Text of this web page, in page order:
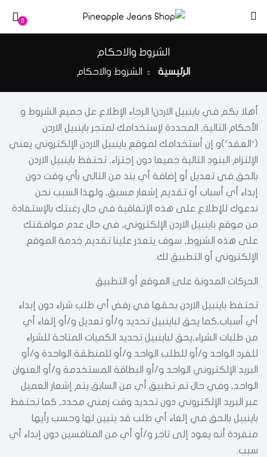
0
الشروط والاحكام
الرئيسية الشروط والاحكام
أهلا بكم في باينبيل الاردن! الرجاء الإطلاع عل جميع الشروط و
الأحكام التالية, المحددة لإستخدامك لمتجر باينبيل الاردن
(‘العقد’)و إن أستخدامك لموقع باينبيل الاردن الإلكتروني يعني
الإلتزام البنود التالية جميعا دون إجتزاء, تحتفظ باينبيل الاردن
بالحق في تعديل أو إضافة أي بند من التالي بأي وقت دون
إبداء أي أسباب أو تقديم إشعار مسبق, ولهذا السبب نحن
ندعوك للإطلاع على هذه الإتفاقية في حال رغبتك بالإستفادة
من موقع باينبيل الاردن الإلكتروني, في حال عدم موافقتك
على هذه الشروط, سوف يتعذر علينا تقديم خدمة الموقع
الإلكتروني أو التطبيق لك.
الحركات المدونة على الموقع أو التطبيق
تحتفظ باينبيل الاردن بحقها في رفض أي طلب شراء دون إبداء
أي أسباب,كما يحق لباينبيل تحديد و/أو تعديل و/أو إلغاء أي
من طلبات الشراء,يحق لباينبيل تحديد الكميات المتاحة للشراء
للفرد الواحد و/أو للطلب الواحد و/أو للمنطقة الواحدة و/أو
البريد الإلكتروني الواحد و/أو البطاقة المستخدمة و/أو العنوان
الواحد, وفي حال تم تطبيق أي من السابق يتم إشعار العميل
عبر البريد الإلكتروني دون تحديد وقت زمني محدد, كما تحتفظ
باينبيل بالحق في إلغاء أي طلب قد يتبين لها وحسب رأيها
منفردة أنه يعود إلى تاجر و/أو أي من المنافسين دون إبداء أي
سبب.